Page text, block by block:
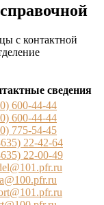
с контактной
сведения
600-44-44
600-44-44
775-54-45
22-42-64
22-00-49